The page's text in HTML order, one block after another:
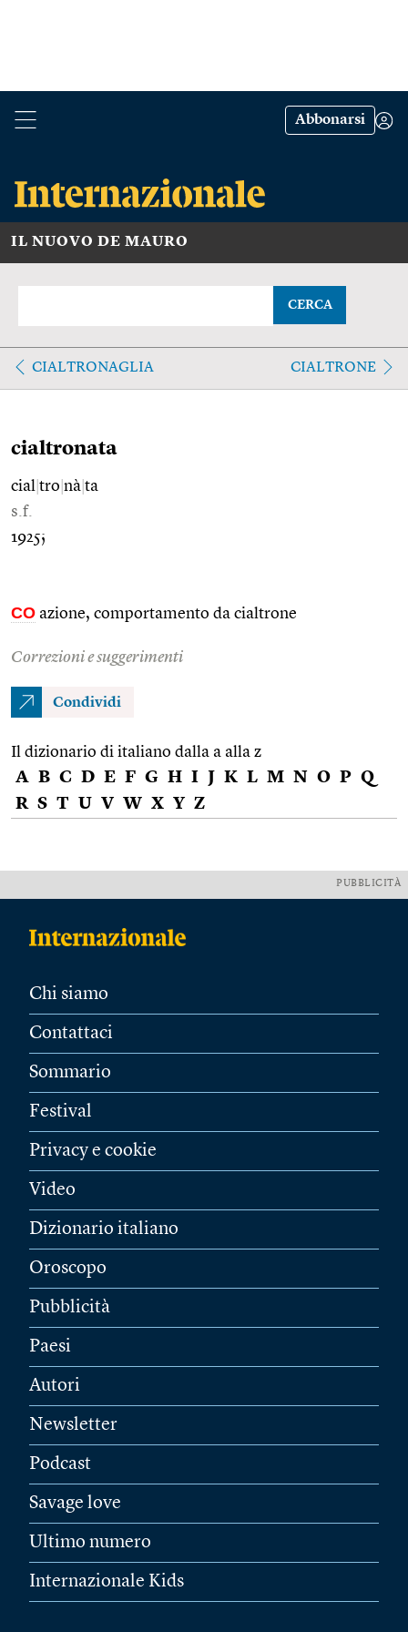
Abbonarsi
IL NUOVO DE MAURO
CERCA
CIALTRONAGLIA CIALTRONE
cialtronata
cial tro nà ta
s.f.
1925;
CO azione, comportamento da cialtrone
Correzioni e suggerimenti
Condividi
Il dizionario di italiano dalla a alla z
A B C D E F G H I J K L M N O P Q
R S T U V W X Y Z
PUBBLICITÀ
Chi siamo
Contattaci
Sommario
Festival
Privacy e cookie
Video
Dizionario italiano
Oroscopo
Pubblicità
Paesi
Autori
Newsletter
Podcast
Savage love
Ultimo numero
Internazionale Kids